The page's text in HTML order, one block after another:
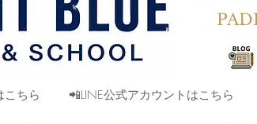
こちら 📲LINE公式アカウントはこちら